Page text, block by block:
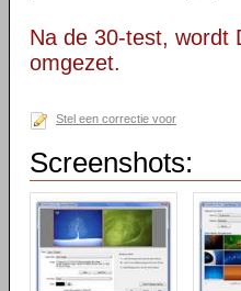
Na de 30-test, wordt
omgezet.
Stel een correctie voor
Screenshots: